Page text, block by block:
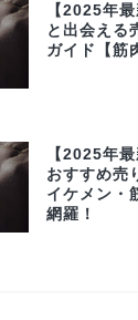
【2025年
と出会える
ガイド【筋
【2025年
おすすめ売
イケメン・
網羅！